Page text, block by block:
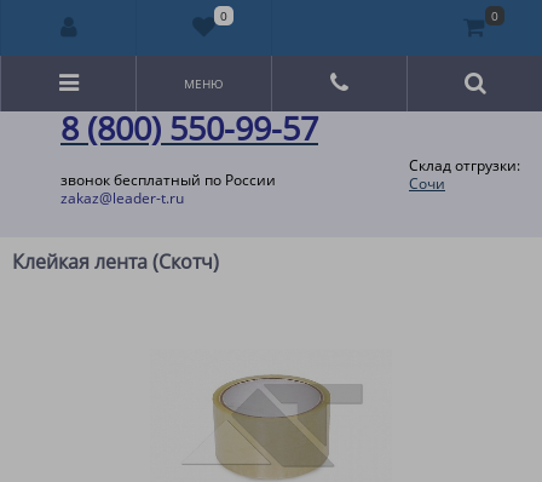
8 (800) 550-99-57
звонок бесплатный по России
zakaz@leader-t.ru
Склад отгрузки:
Сочи
МЕНЮ
Клейкая лента (Скотч)
0 0